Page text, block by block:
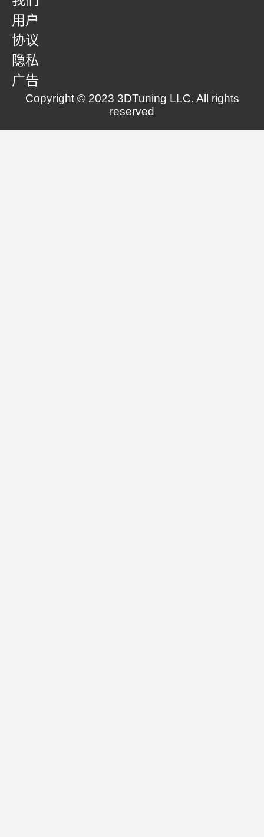
用户
协议
隐私
广告
Copyright © 2023 3DTuning LLC. All rights
reserved